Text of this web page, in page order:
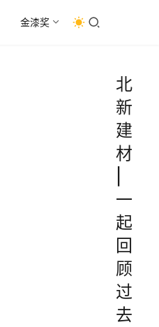
金漆奖
北
新
建
材
一
起
回
顾
过
去